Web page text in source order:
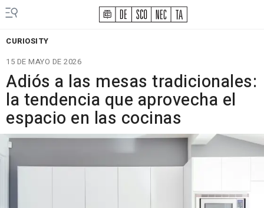
CURIOSITY
15 DE MAYO DE 2026
Adiós a las mesas tradicionales:
la tendencia que aprovecha el
espacio en las cocinas